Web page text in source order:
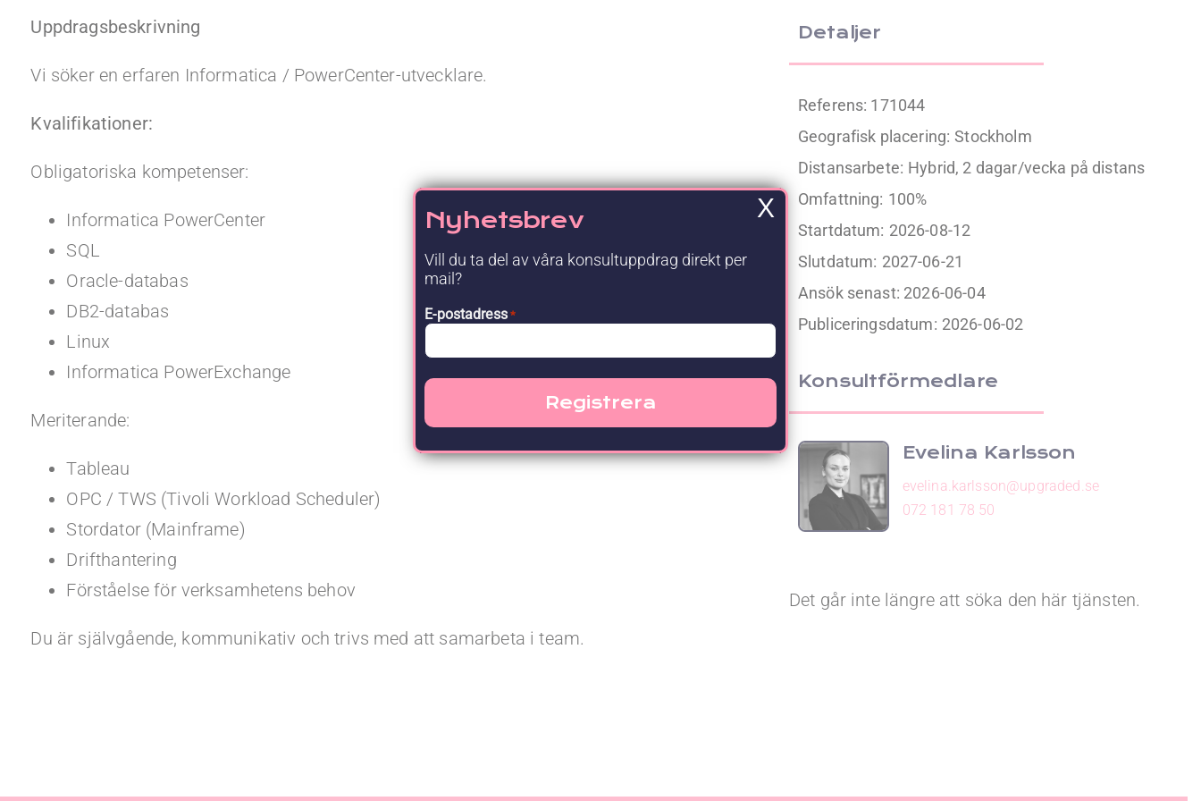
Uppdragsbeskrivning
Vi söker en erfaren Informatica / PowerCenter-utvecklare.
Kvalifikationer:
Obligatoriska kompetenser:
Informatica PowerCenter
SQL
Oracle-databas
DB2-databas
Linux
Informatica PowerExchange
Meriterande:
Tableau
OPC / TWS (Tivoli Workload Scheduler)
Stordator (Mainframe)
Drifthantering
Förståelse för verksamhetens behov
Du är självgående, kommunikativ och trivs med att samarbeta i team.
Detaljer
Referens: 171044
Geografisk placering: Stockholm
Distansarbete: Hybrid, 2 dagar/vecka på distans
Omfattning: 100%
Startdatum: 2026-08-12
Slutdatum: 2027-06-21
Ansök senast: 2026-06-04
Publiceringsdatum: 2026-06-02
Konsultförmedlare
Evelina Karlsson
evelina.karlsson@upgraded.se
072 181 78 50
Det går inte längre att söka den här tjänsten.
Nyhetsbrev
Vill du ta del av våra konsultuppdrag direkt per
mail?
E-postadress *
X